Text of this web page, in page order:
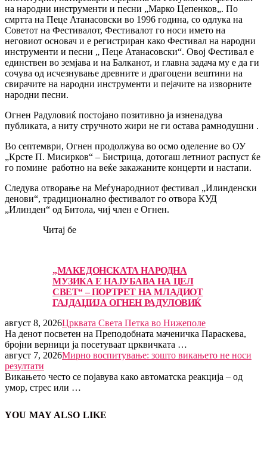
на народни инструменти и песни „Марко Цепенков„. По
смртта на Пеце Атанасовски во 1996 година, со одлука на
Советот на Фестивалот, Фестивалот го носи името на
неговиот основач и е регистриран како Фестивал на народни
инструменти и песни „ Пеце Атанасовски“. Овој Фестивал е
единствен во земјава и на Балканот, и главна задача му е да ги
сочува од исчезнување древните и драгоцени вештини на
свирачите на народни инструменти и пејачите на изворните
народни песни.
Огнен Радуловиќ постојано позитивно ја изненадува
публиката, а ниту стручното жири не ги остава рамнодушни .
Во септември, Огнен продолжува во осмо оделение во ОУ
„Крсте П. Мисирков“ – Бистрица, дотогаш летниот распуст ќе
го помине работно на веќе закажаните концерти и настапи.
Следува отворање на Меѓународниот фестивал „Илинденски
денови“, традиционално фестивалот го отвора КУД
„Илинден“ од Битола, чиј член е Огнен.
Читај бе
„МАКЕДОНСКАТА НАРОДНА
МУЗИКА Е НАЈУБАВА НА ЦЕЛ
СВЕТ“ – ПОРТРЕТ НА МЛАДИОТ
ГАЈДАЏИЈА ОГНЕН РАДУЛОВИЌ
август 8, 2026Црквата Света Петка во Нижеполе
На денот посветен на Преподобната маченичка Параскева,
бројни верници ја посетуваат црквичката …
август 7, 2026Мирно воспитување: зошто викањето не носи
резултати
Викањето често се појавува како автоматска реакција – од
умор, стрес или …
YOU MAY ALSO LIKE